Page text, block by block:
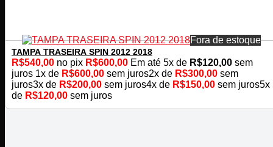
Fora de estoque
TAMPA TRASEIRA SPIN 2012 2018
R$540,00 no pix R$600,00 Em até 5x de R$120,00 sem
juros 1x de R$600,00 sem juros2x de R$300,00 sem
juros3x de R$200,00 sem juros4x de R$150,00 sem juros5x
de R$120,00 sem juros